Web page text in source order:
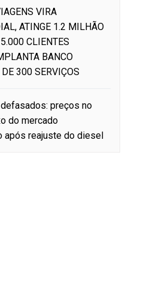
VIRA
ATINGE 1.2 MILHÃO
CLIENTES
BANCO
300 SERVIÇOS
preços no
do mercado
após reajuste do diesel